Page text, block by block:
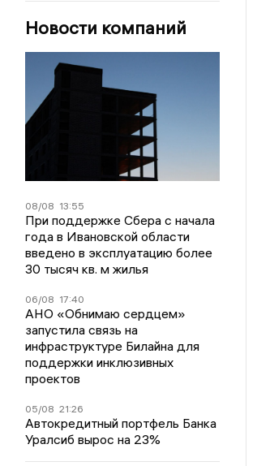
Новости компаний
08/08 13:55
При поддержке Сбера с начала
года в Ивановской области
введено в эксплуатацию более
30 тысяч кв. м жилья
06/08 17:40
АНО «Обнимаю сердцем»
запустила связь на
инфраструктуре Билайна для
поддержки инклюзивных
проектов
05/08 21:26
Автокредитный портфель Банка
Уралсиб вырос на 23%